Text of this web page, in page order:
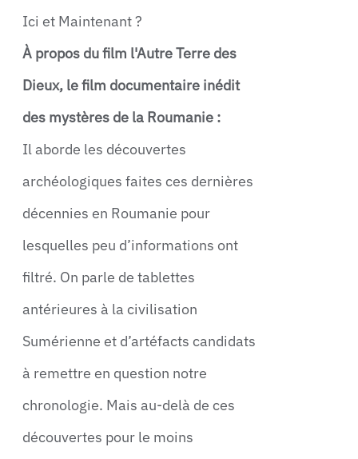
Ici et Maintenant ?
À propos du film l'Autre Terre des
Dieux, le film documentaire inédit
des mystères de la Roumanie :
Il aborde les découvertes
archéologiques faites ces dernières
décennies en Roumanie pour
lesquelles peu d’informations ont
filtré. On parle de tablettes
antérieures à la civilisation
Sumérienne et d’artéfacts candidats
à remettre en question notre
chronologie. Mais au-delà de ces
découvertes pour le moins